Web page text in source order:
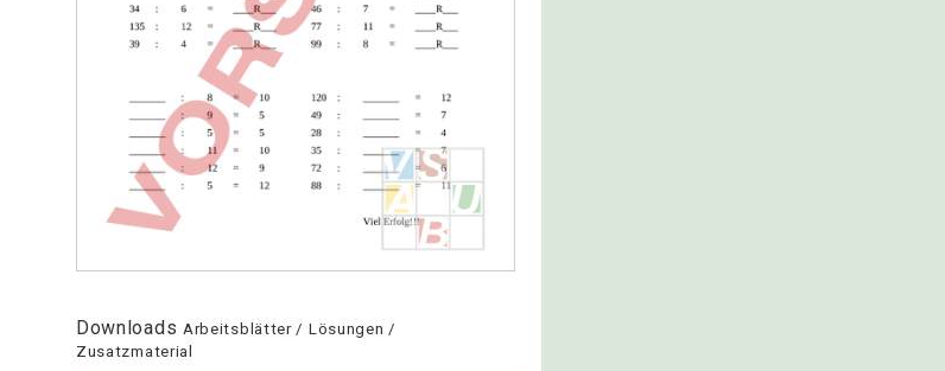
Downloads Arbeitsblätter / Lösungen /
Zusatzmaterial